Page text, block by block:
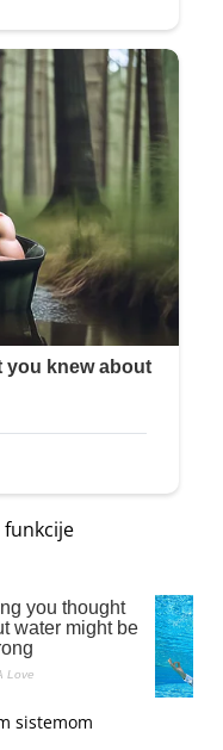
funkcije
sistemom